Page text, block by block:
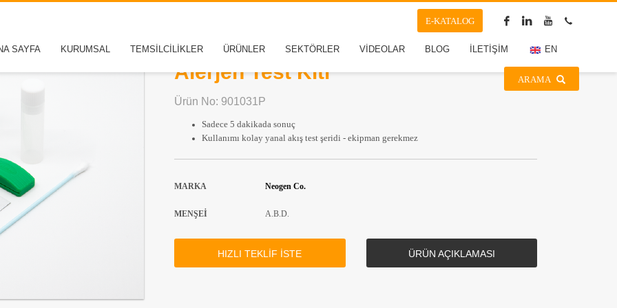
E-KATALOG
SAYFA KURUMSAL TEMSİLCİLİKLER ÜRÜNLER SEKTÖRLER VİDEOLAR BLOG İLETİŞİM EN
ARAMA
Reveal 3-D for Gluten
Alerjen Test Kiti
Ürün No: 901031P
Sadece 5 dakikada sonuç
Kullanımı kolay yanal akış test şeridi - ekipman gerekmez
MARKA Neogen Co.
MENŞEİ A.B.D.
HIZLI TEKLİF İSTE ÜRÜN AÇIKLAMASI